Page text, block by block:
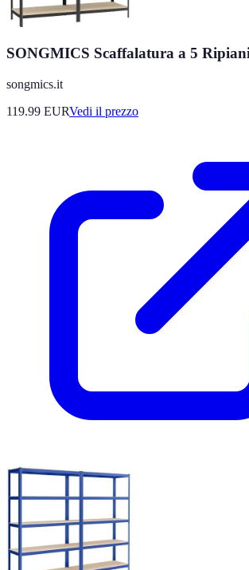
SONGMICS Scaffalatura a 5
songmics.it
119.99 EURVedi il prezzo